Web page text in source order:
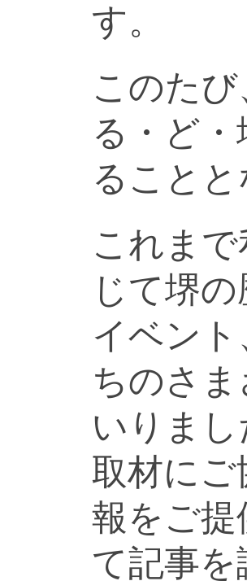
す。
このた
る・ど
ること
これま
じて堺
イベン
ちのさ
いりまし
取材に
報をご
て記事